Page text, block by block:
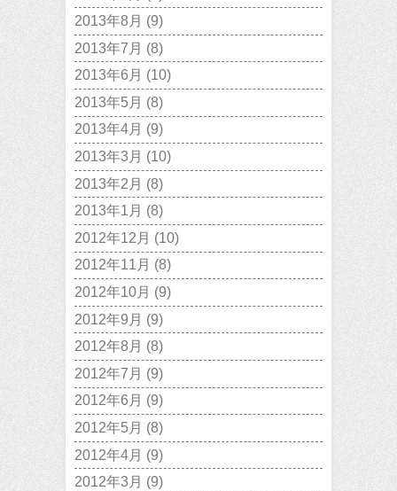
2013年8月 (9)
2013年7月 (8)
2013年6月 (10)
2013年5月 (8)
2013年4月 (9)
2013年3月 (10)
2013年2月 (8)
2013年1月 (8)
2012年12月 (10)
2012年11月 (8)
2012年10月 (9)
2012年9月 (9)
2012年8月 (8)
2012年7月 (9)
2012年6月 (9)
2012年5月 (8)
2012年4月 (9)
2012年3月 (9)